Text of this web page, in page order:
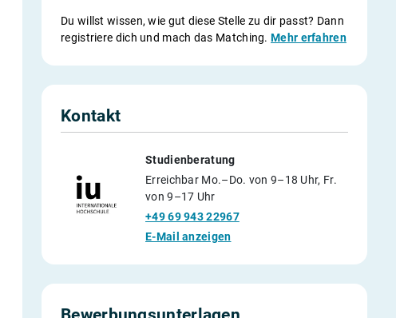
Du willst wissen, wie gut diese Stelle zu dir passt? Dann
registriere dich und mach das Matching.Mehr erfahren
Kontakt
Studienberatung
Erreichbar Mo.–Do. von 9–18 Uhr, Fr.
von 9–17 Uhr
+49 69 943 22967
E-Mail anzeigen